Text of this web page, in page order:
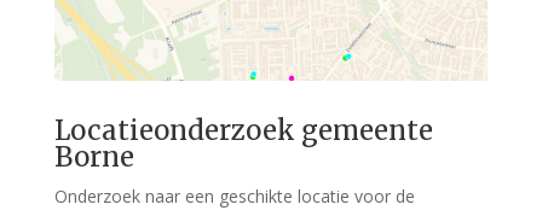
Locatieonderzoek gemeente
Borne
Onderzoek naar een geschikte locatie voor de